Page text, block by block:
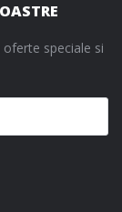
speciale si